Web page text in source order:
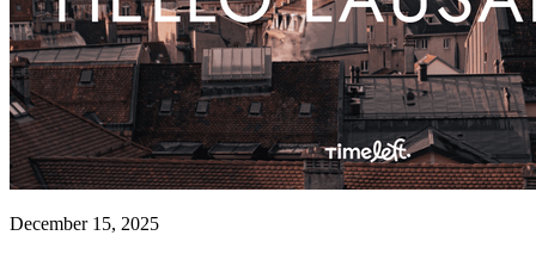
December 15, 2025